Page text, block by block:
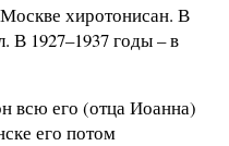
хиротонисан. В
В 1927–1937 годы – в
всю его (отца Иоанна)
его потом